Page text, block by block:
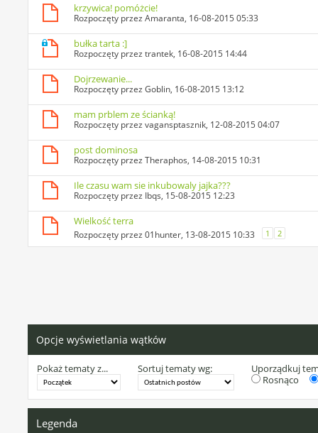
krzywica! pomóżcie!
Rozpoczęty przezAmaranta, 16-08-2015 05:33
bułka tarta :]
Rozpoczęty przeztrantek, 16-08-2015 14:44
Dojrzewanie...
Rozpoczęty przezGoblin, 16-08-2015 13:12
mam prblem ze ścianką!
Rozpoczęty przezvagansptasznik, 12-08-2015 04:07
post dominosa
Rozpoczęty przezTheraphos, 14-08-2015 10:31
Ile czasu wam sie inkubowaly jajka???
Rozpoczęty przez Ibqs, 15-08-2015 12:23
Wielkość terra
Rozpoczęty przez01hunter, 13-08-2015 10:33 1 2
Opcje wyświetlania wątków
Pokaż tematy z... Sortuj tematy wg:
Uporządkuj
Rosnąco
Legenda